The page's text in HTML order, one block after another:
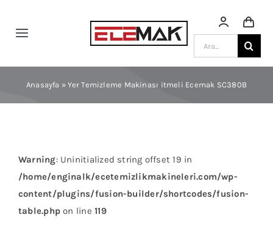
Toggle
Anasayfa
Mağaza
Ara:
Anasayfa »Yer Temizleme Makinası itmeli Ecemak SC380B
Warning: Uninitialized string offset 19 in
/home/enginalk/ecetemizlikmakineleri.com/wp-
content/plugins/fusion-builder/shortcodes/fusion-
table.php on line119